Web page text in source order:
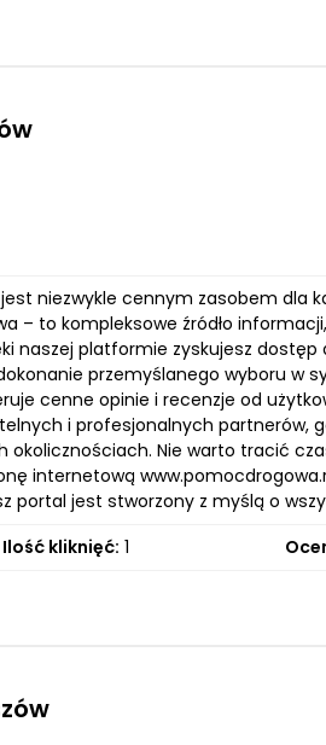
niezwykle cennym zasobem dla
– to kompleksowe źródło
naszej platformie zyskujesz
przemyślanego wyboru w
cenne opinie i recenzje od
i profesjonalnych partnerów,
okolicznościach. Nie warto tracić
internetową
portal jest stworzony z myślą o
Ilość kliknięć: 1